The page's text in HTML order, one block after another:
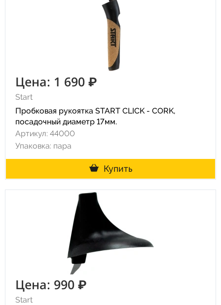
Цена: 1 690 ₽
Start
Пробковая рукоятка START CLICK - CORK,
посадочный диаметр 17мм.
Артикул: 44000
Упаковка: пара
Купить
Цена: 990 ₽
Start